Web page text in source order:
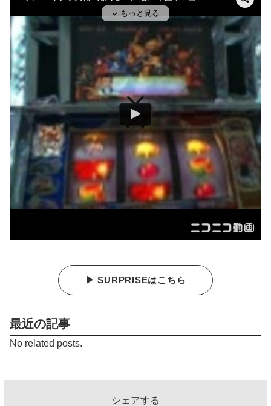
▶ SURPRISEはこちら
最近の記事
No related posts.
シェアする